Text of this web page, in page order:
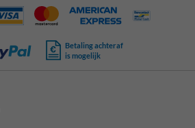
Betaling achteraf
is mogelijk